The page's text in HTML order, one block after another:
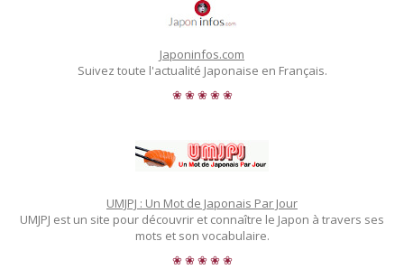
Japoninfos.com
Suivez toute l'actualité Japonaise en Français.
❀ ❀ ❀ ❀ ❀
UMJPJ : Un Mot de Japonais Par Jour
UMJPJ est un site pour découvrir et connaître le Japon à travers ses
mots et son vocabulaire.
❀ ❀ ❀ ❀ ❀